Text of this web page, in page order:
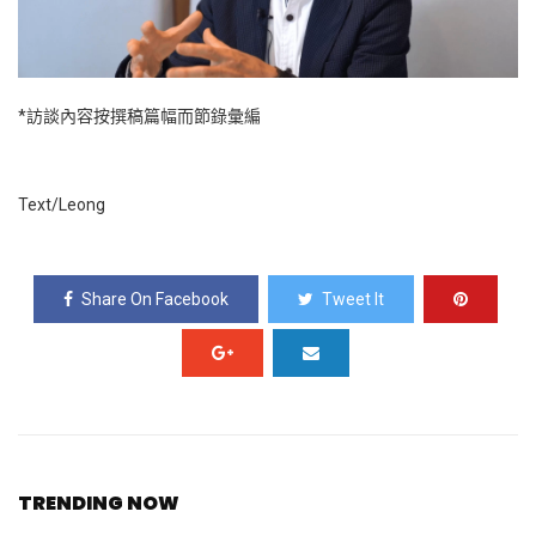
*訪談內容按撰稿篇幅而節錄彙編
Text/Leong
Share On Facebook Tweet It
TRENDING NOW